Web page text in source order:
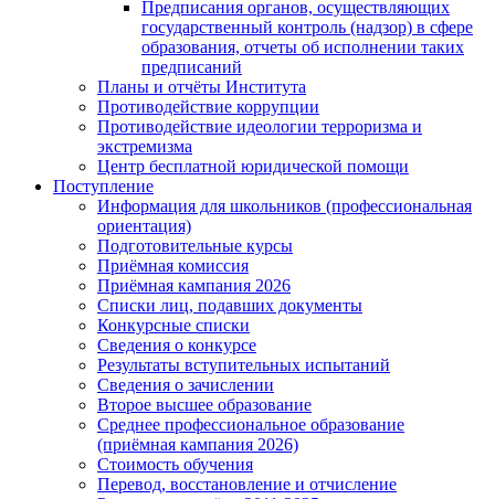
Предписания органов, осуществляющих
государственный контроль (надзор) в сфере
образования, отчеты об исполнении таких
предписаний
Планы и отчёты Института
Противодействие коррупции
Противодействие идеологии терроризма и
экстремизма
Центр бесплатной юридической помощи
Поступление
Информация для школьников (профессиональная
ориентация)
Подготовительные курсы
Приёмная комиссия
Приёмная кампания 2026
Списки лиц, подавших документы
Конкурсные списки
Сведения о конкурсе
Результаты вступительных испытаний
Сведения о зачислении
Второе высшее образование
Среднее профессиональное образование
(приёмная кампания 2026)
Стоимость обучения
Перевод, восстановление и отчисление